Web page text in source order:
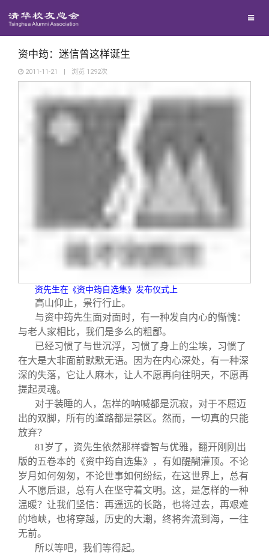
地区联络
院系校友工作
专业委员会
兴趣群体
回馈母校
捐赠新闻
捐赠纪事
捐赠方法
《清华校友通讯》
《水木清华》
我要订阅
清华人物
清华故事
校友文苑
校友讲坛
校友视界
终身学习
三创大赛
实用信息
校友总会
会长致辞
总会章程
理事会名单
制度法规
联系我们
关闭
资中筠：迷信曾这样诞生
2011-11-21 | 浏览 1292次
资先生在《资中筠自选集》发布仪式上
高山仰止，景行行止。
与资中筠先生面对面时，有一种发自内心的惭愧：
与老人家相比，我们是多么的粗鄙。
已经习惯了与世沉浮，习惯了身上的尘埃，习惯了
在大是大非面前默默无语。因为在内心深处，有一种深
深的失落，它让人麻木，让人不愿再向往明天，不愿再
提起灵魂。
对于装睡的人，怎样的呐喊都是沉寂，对于不愿迈
出的双脚，所有的道路都是禁区。然而，一切真的只能
放弃？
81 岁了，资先生依然那样睿智与优雅，翻开刚刚出
版的五卷本的《资中筠自选集》，有如醍醐灌顶。不论
岁月如何匆匆，不论世事如何纷纭，在这世界上，总有
人不愿后退，总有人在坚守着文明。这，是怎样的一种
温暖？让我们坚信：再遥远的长路，也将过去，再艰难
的地峡，也将穿越，历史的大潮，终将奔流到海，一往
无前。
所以等吧，我们等得起。